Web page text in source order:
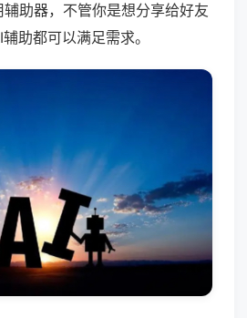
助器，不管你是想分享给好友
助都可以满足需求。